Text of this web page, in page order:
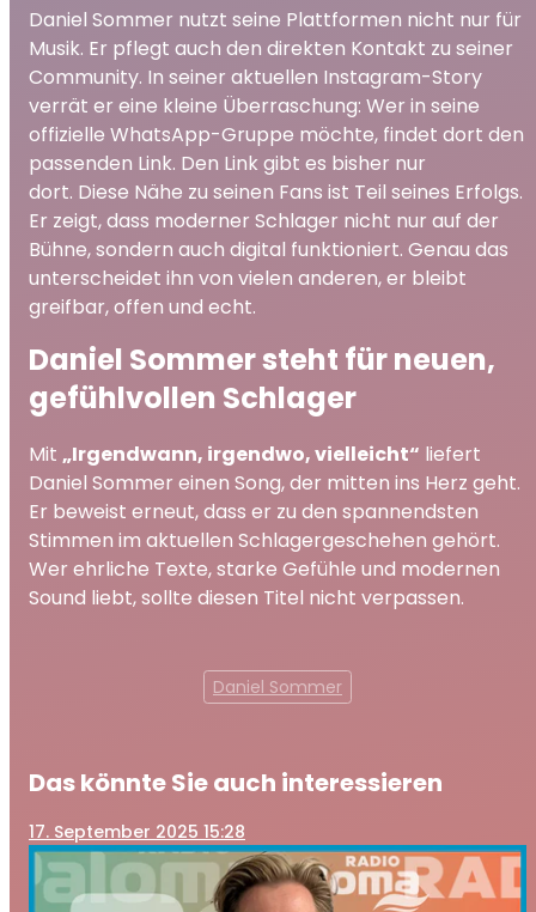
Daniel Sommer nutzt seine Plattformen nicht nur für
Musik. Er pflegt auch den direkten Kontakt zu seiner
Community. In seiner aktuellen Instagram-Story
verrät er eine kleine Überraschung: Wer in seine
offizielle WhatsApp-Gruppe möchte, findet dort den
passenden Link. Den Link gibt es bisher nur
dort. Diese Nähe zu seinen Fans ist Teil seines Erfolgs.
Er zeigt, dass moderner Schlager nicht nur auf der
Bühne, sondern auch digital funktioniert. Genau das
unterscheidet ihn von vielen anderen, er bleibt
greifbar, offen und echt.
Daniel Sommer steht für neuen,
gefühlvollen Schlager
Mit „Irgendwann, irgendwo, vielleicht“ liefert
Daniel Sommer einen Song, der mitten ins Herz geht.
Er beweist erneut, dass er zu den spannendsten
Stimmen im aktuellen Schlagergeschehen gehört.
Wer ehrliche Texte, starke Gefühle und modernen
Sound liebt, sollte diesen Titel nicht verpassen.
Daniel Sommer
Das könnte Sie auch interessieren
17. September 2025 15:28